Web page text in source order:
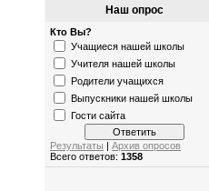
Наш опрос
Кто Вы?
Учащиеся нашей школы
Учителя нашей школы
Родители учащихся
Выпускники нашей школы
Гости сайта
Результаты
Архив опросов
Всего ответов: 1358